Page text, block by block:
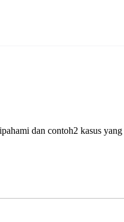
dan contoh2 kasus